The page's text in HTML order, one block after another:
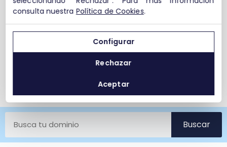
Buscar
consulta nuestra Política de Cookies.
Configurar
Rechazar
Aceptar